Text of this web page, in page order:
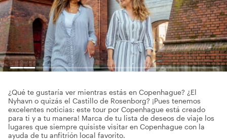
¿Qué te gustaría ver mientras estás en Copenhague? ¿El
Nyhavn o quizás el Castillo de Rosenborg? ¡Pues tenemos
excelentes noticias: este tour por Copenhague está creado
para ti y a tu manera! Marca de tu lista de deseos de viaje los
lugares que siempre quisiste visitar en Copenhague con la
ayuda de tu anfitrión local favorito.